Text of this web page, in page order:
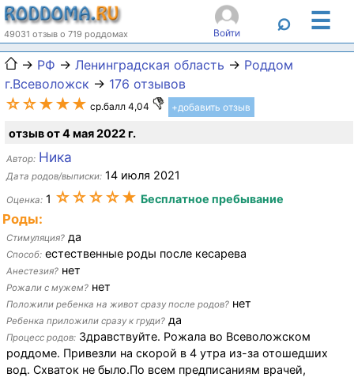
49031 отзыв о 719 роддомах Войти ⌕ ☰
→ РФ → Ленинградская область → Роддом
г.Всеволожск → 176 отзывов
☆☆★★★ ср.балл 4,04 +добавить отзыв
отзыв от 4 мая 2022 г.
Автор: Ника
Дата родов/выписки: 14 июля 2021
Оценка: 1 ☆☆☆☆★ Бесплатное пребывание
Роды:
Стимуляция? да
Способ: естественные роды после кесарева
Анестезия? нет
Рожали с мужем? нет
Положили ребенка на живот сразу после родов? нет
Ребенка приложили сразу к груди? да
Процесс родов: Здравствуйте. Рожала во Всеволожском
роддоме. Привезли на скорой в 4 утра из-за отошедших
вод. Схваток не было.По всем предписаниям врачей,